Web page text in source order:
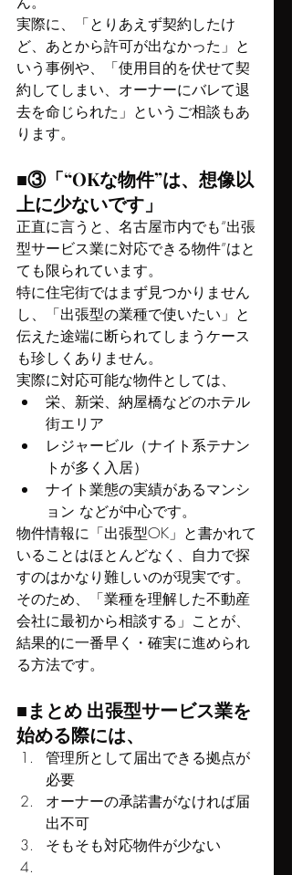
実際に、「とりあえず契約したけ
ど、あとから許可が出なかった」と
いう事例や、「使用目的を伏せて契
約してしまい、オーナーにバレて退
去を命じられた」というご相談もあ
ります。
■③「“OKな物件”は、想像以
上に少ないです」
正直に言うと、名古屋市内でも“出張
型サービス業に対応できる物件”はと
ても限られています。
特に住宅街ではまず見つかりません
し、「出張型の業種で使いたい」と
伝えた途端に断られてしまうケース
も珍しくありません。
実際に対応可能な物件としては、
栄、新栄、納屋橋などのホテル
街エリア
レジャービル（ナイト系テナン
トが多く入居）
ナイト業態の実績があるマンシ
ョン などが中心です。
物件情報に「出張型OK」と書かれて
いることはほとんどなく、自力で探
すのはかなり難しいのが現実です。
そのため、「業種を理解した不動産
会社に最初から相談する」ことが、
結果的に一番早く・確実に進められ
る方法です。
■まとめ 出張型サービス業を
始める際には、
管理所として届出できる拠点が
必要
オーナーの承諾書がなければ届
出不可
そもそも対応物件が少ない